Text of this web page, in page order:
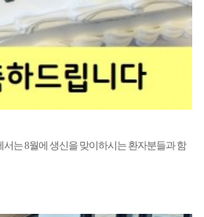
서는 8월에 생신을 맞이하시는 환자분들과 함